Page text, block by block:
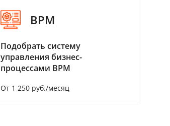
BPM
Подобрать систему
управления бизнес-
процессами BPM
От 1 250 руб./месяц